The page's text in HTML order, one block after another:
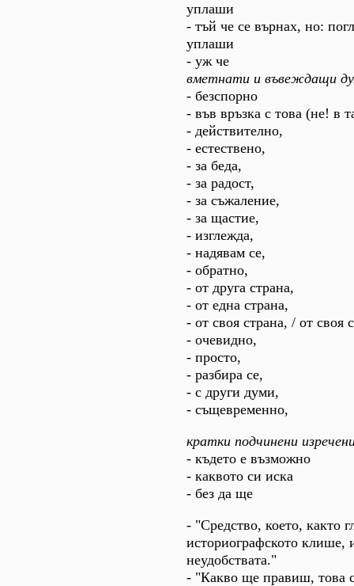
уплаши
- тъй че се върнах, но:
уплаши
- уж че
вметнати и въвеждащи
- безспорно
- във връзка с това (не! в
- действително,
- естествено,
- за беда,
- за радост,
- за съжаление,
- за щастие,
- изглежда,
- надявам се,
- обратно,
- от друга страна,
- от една страна,
- от своя страна, / от своя
- очевидно,
- просто,
- разбира се,
- с други думи,
- същевременно,
кратки подчинени
- където е възможно
- каквото си иска
- без да ще
- "Средство, което, както
историографското клише,
неудобствата."
- "Какво ще правиш, това